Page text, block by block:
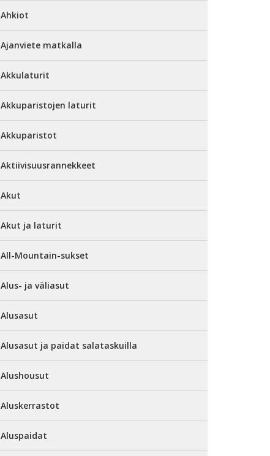
Ahkiot
Ajanviete matkalla
Akkulaturit
Akkuparistojen laturit
Akkuparistot
Aktiivisuusrannekkeet
Akut
Akut ja laturit
All-Mountain-sukset
Alus- ja väliasut
Alusasut
Alusasut ja paidat salataskuilla
Alushousut
Aluskerrastot
Aluspaidat